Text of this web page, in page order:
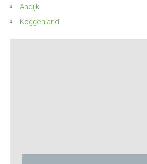
Andijk
Koggenland